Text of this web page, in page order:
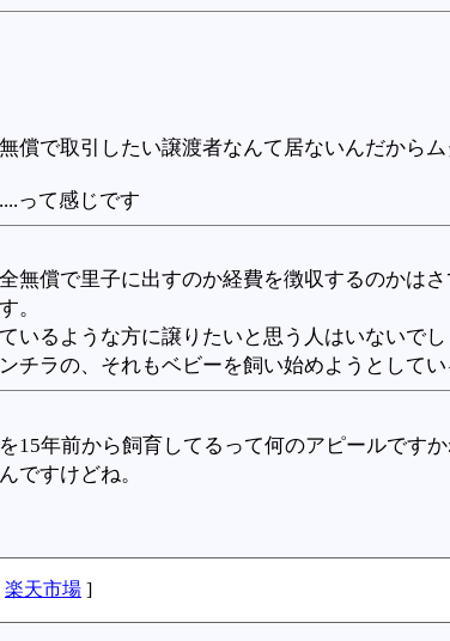
で取引したい譲渡者なんて居ないんだから
って感じです
償で里子に出すのか経費を徴収するのかはさ
。
るような方に譲りたいと思う人はいないでし
チラの、それもベビーを飼い始めようとして
15年前から飼育してるって何のアピールですか
ですけどね。
楽天市場 ]